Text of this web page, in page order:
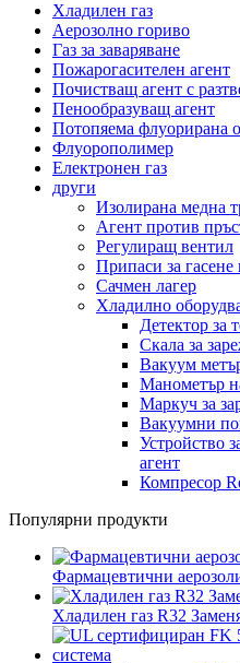
Хладилен газ
Аерозолно гориво
Газ за заваряване
Пожарогасителен агент
Почистващ агент с
Пенообразуващ агент
Потопяема флуорирана
Флуорополимер
Електронен газ
други
Изолирана медна
Агент против
Регулиращ вентил
Припаси за
Сачмен лагер
Хладилно
Детектор за
Скала за
Вакуум
Манометър
Маркуч за
Вакуумни
Устройство
агент
Компресор
Популярни продукти
Фармацевтични
Хладилен газ R32